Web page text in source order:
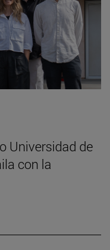
Universidad de
con la